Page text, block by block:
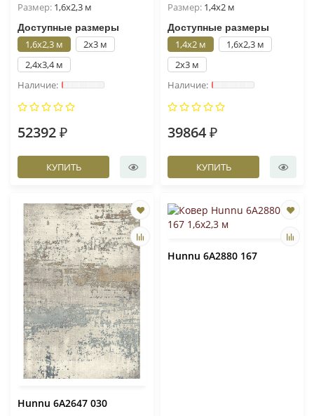
Размер: 1,6x2,3 м
Доступные размеры
1,6x2,3 м
2x3 м
2,4x3,4 м
52392 ₽
КУПИТЬ
Размер: 1,4x2 м
Доступные размеры
1,4x2 м
1,6x2,3 м
2x3 м
39864 ₽
КУПИТЬ
Hunnu 6A2647 030
Hunnu 6A2880 167